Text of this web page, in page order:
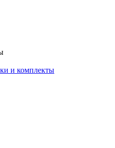
и комплекты